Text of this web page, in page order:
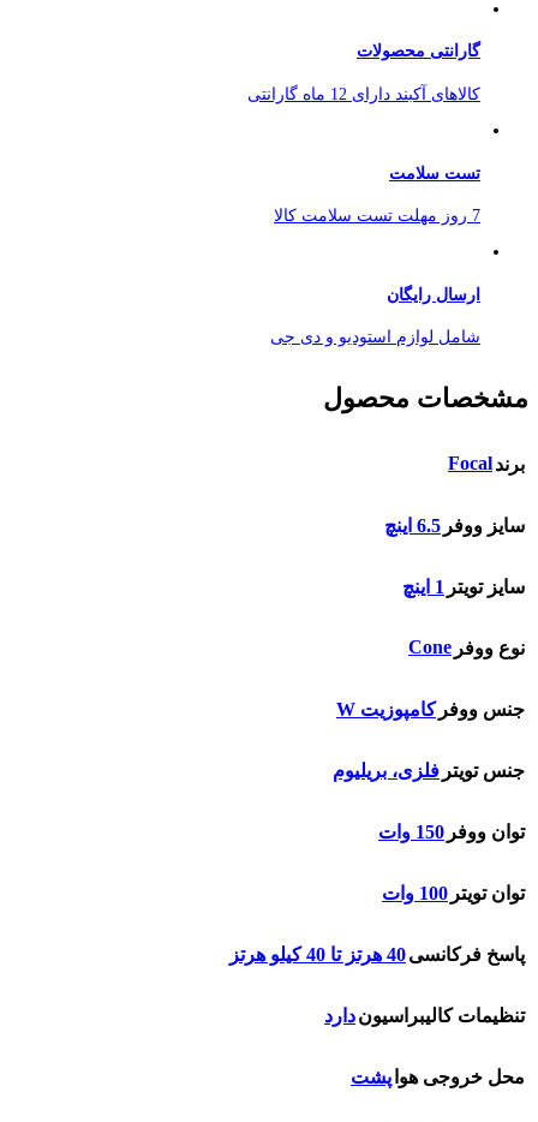
گارانتی محصولات
کالاهای آکبند دارای 12 ماه گارانتی
تست سلامت
7 روز مهلت تست سلامت کالا
ارسال رایگان
شامل لوازم استودیو و دی جی
مشخصات محصول
برندFocal
سایز ووفر 6.5 اینچ
سایز تویتر 1 اینچ
نوع ووفر Cone
جنس ووفر كامپوزيت W
جنس تویتر فلزی، بریلیوم
توان ووفر 150 وات
توان تویتر 100 وات
پاسخ فرکانسی40 هرتز تا 40 کیلو هرتز
تنظیمات کالیبراسیوندارد
محل خروجی هوا پشت